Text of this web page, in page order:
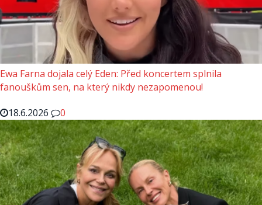
Ewa Farna dojala celý Eden: Před koncertem splnila
fanouškům sen, na který nikdy nezapomenou!
18.6.2026
0